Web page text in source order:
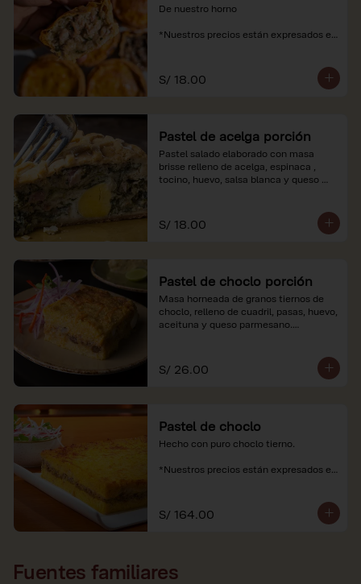
De nuestro horno
*Nuestros precios están expresados en
S/ 18.00
Pastel de acelga porción
Pastel salado elaborado con masa
brisse relleno de acelga, espinaca ,
tocino, huevo, salsa blanca y queso
*Nuestros precios están expresados en
soles e incluyen impuestos de ley y
S/ 18.00
Pastel de choclo porción
Masa horneada de granos tiernos de
choclo, relleno de cuadril, pasas, huevo,
aceituna y queso parmesano.
soles e incluyen impuestos de ley y
recargo al consumo.
S/ 26.00
Pastel de choclo
Hecho con puro choclo tierno.
*Nuestros precios están expresados en
S/ 164.00
Fuentes familiares